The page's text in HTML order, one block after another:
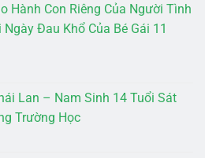
Hành Con Riêng Của Người Tình
Đau Khổ Của Bé Gái 11
Lan – Nam Sinh 14 Tuổi Sát
Trường Học